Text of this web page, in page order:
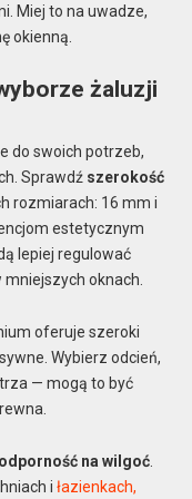
Miej to na uwadze,
okienną.
żaluzji
do swoich potrzeb,
Sprawdź szerokość
rozmiarach: 16 mm i
estetycznym
lepiej regulować
oknach.
oferuje szeroki
Wybierz odcień,
— mogą to być
odporność na wilgoć.
i łazienkach,